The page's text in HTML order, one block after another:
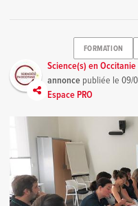
FORMATION
Science(s) en Occitanie
annonce publiée le09/
Espace PRO